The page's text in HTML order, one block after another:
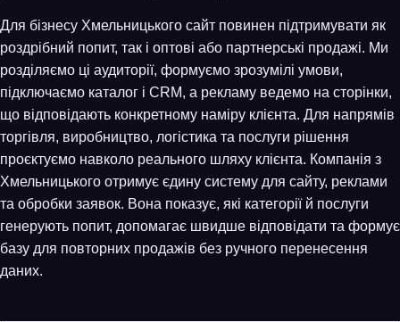
Для бізнесу Хмельницького сайт повинен підтримувати як
роздрібний попит, так і оптові або партнерські продажі. Ми
розділяємо ці аудиторії, формуємо зрозумілі умови,
підключаємо каталог і CRM, а рекламу ведемо на сторінки,
що відповідають конкретному наміру клієнта. Для напрямів
торгівля, виробництво, логістика та послуги рішення
проєктуємо навколо реального шляху клієнта. Компанія з
Хмельницького отримує єдину систему для сайту, реклами
та обробки заявок. Вона показує, які категорії й послуги
генерують попит, допомагає швидше відповідати та формує
базу для повторних продажів без ручного перенесення
даних.